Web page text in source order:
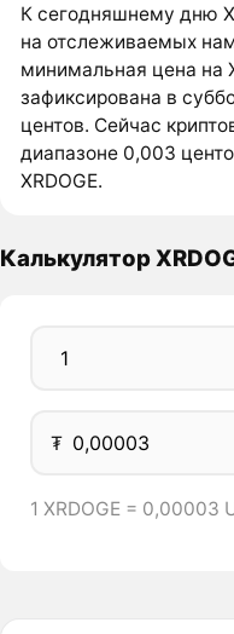
К сегодняшнему дню
на отслеживаемых
минимальная цена на
зафиксирована в
центов. Сейчас
диапазоне 0,003
XRDOGE.
Калькулятор
₮
1 XRDOGE = 0,00003